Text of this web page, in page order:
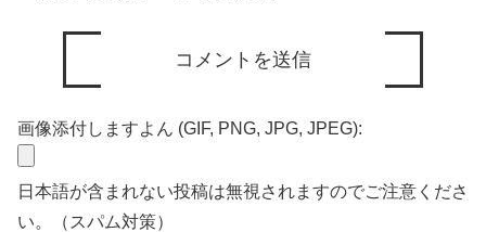
画像添付しますよん (GIF, PNG, JPG, JPEG):
日本語が含まれない投稿は無視されますのでご注意くださ
い。（スパム対策）